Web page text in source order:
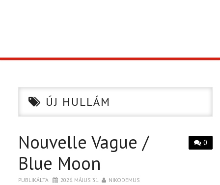
CIKK
PÓLÓ RENDELÉS
ÚJ HULLÁM
0
Nouvelle Vague /
Blue Moon
PUBLIKÁLTA 2026. MÁJUS 31. NIKODEMUS